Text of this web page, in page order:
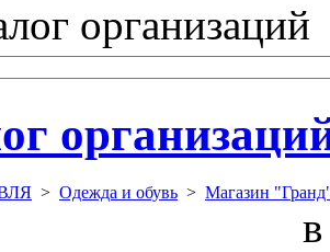
организаций
> Одежда и обувь > Магазин